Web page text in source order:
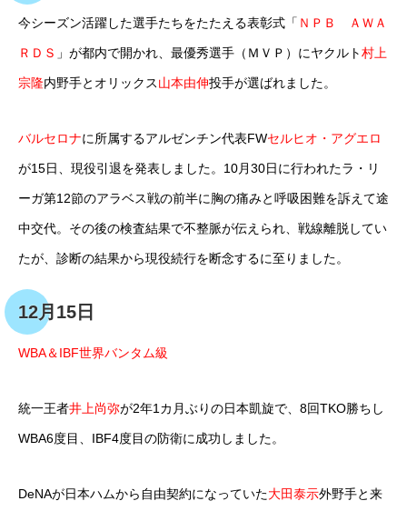
今シーズン活躍した選手たちをたたえる表彰式「 ＮＰＢ ＡＷＡ
ＲＤＳ 」が都内で開かれ、最優秀選手（ＭＶＰ）にヤクルト村上
宗隆内野手とオリックス山本由伸投手が選ばれました。
バルセロナに所属するアルゼンチン代表FWセルヒオ・アグエロ
が15日、現役引退を発表しました。10月30日に行われたラ・リ
ーガ第12節のアラベス戦の前半に胸の痛みと呼吸困難を訴えて途
中交代。その後の検査結果で不整脈が伝えられ、戦線離脱してい
たが、診断の結果から現役続行を断念するに至りました。
12月15日
WBA＆IBF世界バンタム級
統一王者井上尚弥が2年1カ月ぶりの日本凱旋で、8回TKO勝ちし
WBA6度目、IBF4度目の防衛に成功しました。
DeNAが日本ハムから自由契約になっていた大田泰示外野手と来